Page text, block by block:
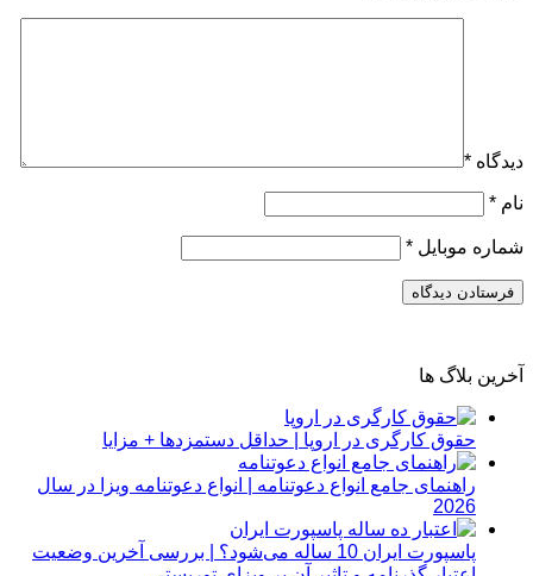
دیدگاه *
نام *
شماره موبایل *
آخرین بلاگ ها
حقوق کارگری در اروپا | حداقل دستمزدها + مزایا
راهنمای جامع انواع دعوتنامه | انواع دعوتنامه ویزا در سال
2026
پاسپورت ایران 10 ساله می‌شود؟ | بررسی آخرین وضعیت